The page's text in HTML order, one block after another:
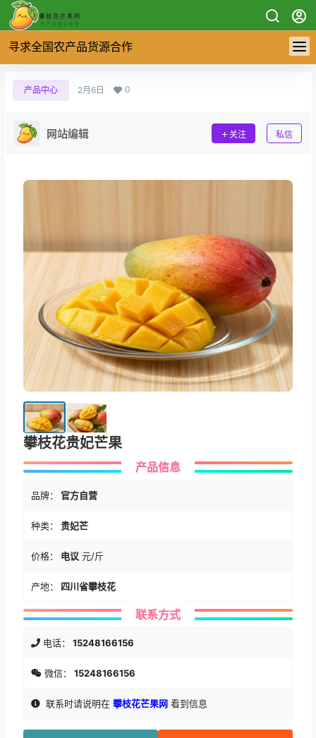
寻求全国农产品货源合作
产品中心 2月6日 0
网站编辑 关注 私信
攀枝花贵妃芒果
产品信息
品牌： 官方自营
种类： 贵妃芒
价格： 电议 元/斤
产地： 四川省攀枝花
联系方式
电话： 15248166156
微信： 15248166156
联系时请说明在 攀枝花芒果网 看到信息